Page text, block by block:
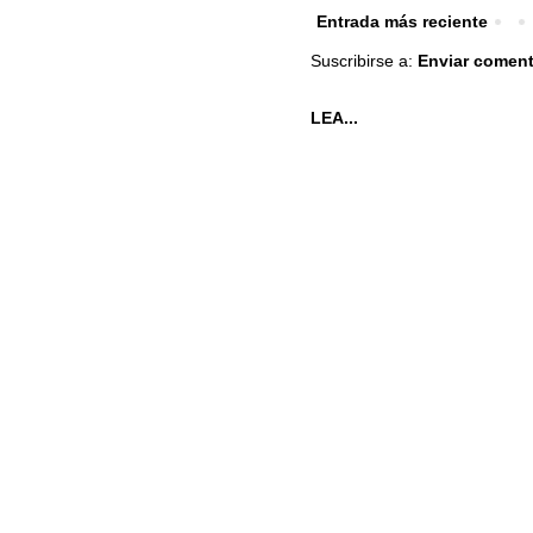
Entrada más reciente
Suscribirse a: Enviar
LEA...